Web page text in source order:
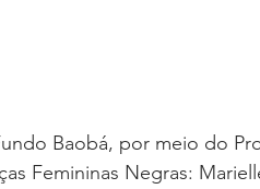
Femininas Negras: